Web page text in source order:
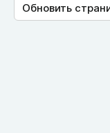
Обновить